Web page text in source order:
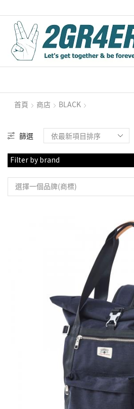
首頁 商店 BLACK
篩選
Filter by brand
選擇一個品牌(商標)